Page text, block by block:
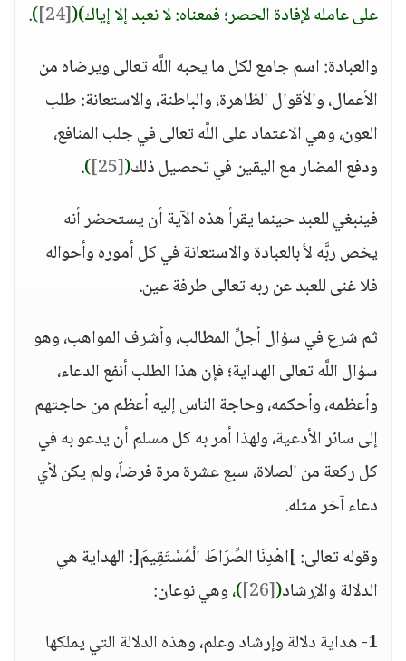
على عامله لإفادة الحصر؛ فمعناه: لا نعبد إلا إياك)(
[24]
)
.
والعبادة: اسم جامع لكل ما يحبه اللَّه تعالى ويرضاه من
الأعمال، والأقوال الظاهرة، والباطنة، والاستعانة: طلب
العون، وهي الاعتماد على اللَّه تعالى في جلب المنافع،
ودفع المضار مع اليقين في تحصيل ذلك(
[25]
)
.
فينبغي للعبد حينما يقرأ هذه الآية أن يستحضر أنه
يخص ربَّه ﻷ بالعبادة والاستعانة في كل أموره وأحواله
فلا غنى للعبد عن ربه تعالى طرفة عين.
ثم شرع في سؤال أجلِّ المطالب، وأشرف المواهب، وهو
سؤال اللَّه تعالى الهداية؛ فإن هذا الطلب أنفع الدعاء،
وأعظمه، وأحكمه، وحاجة الناس إليه أعظم من حاجتهم
إلى سائر الأدعية، ولهذا أمر به كل مسلم أن يدعو به في
كل ركعة من الصلاة، سبع عشرة مرة فرضاً، ولم يكن لأي
دعاء آخر مثله.
وقوله تعالى: ]اهْدِنَا الصِّرَاطَ الْمُسْتَقِيمَ[: الهداية هي
الدلالة والإرشاد(
[26]
)، وهي نوعان:
1- هداية دلالة وإرشاد وعلم، وهذه الدلالة التي يملكها